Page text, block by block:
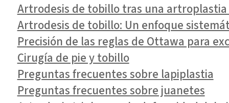
Artrodesis de tobillo tras una
Artrodesis de tobillo: Un enfoque
Precisión de las reglas de Ottawa para
Cirugía de pie y tobillo
Preguntas frecuentes sobre lapiplastia
Preguntas frecuentes sobre juanetes